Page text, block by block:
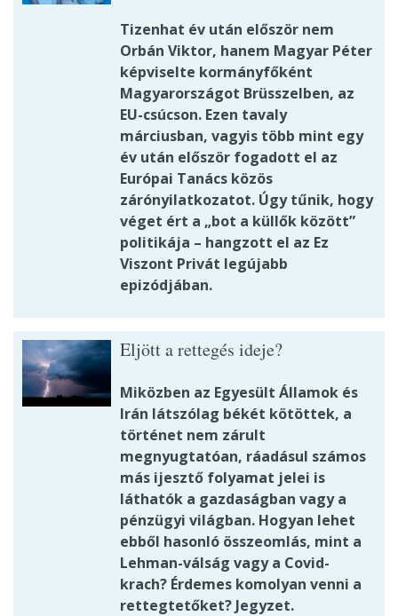
Tizenhat év után először nem
Orbán Viktor, hanem Magyar Péter
képviselte kormányfőként
Magyarországot Brüsszelben, az
EU-csúcson. Ezen tavaly
márciusban, vagyis több mint egy
év után először fogadott el az
Európai Tanács közös
zárónyilatkozatot. Úgy tűnik, hogy
véget ért a „bot a küllők között”
politikája – hangzott el az Ez
Viszont Privát legújabb
epizódjában.
Eljött a rettegés ideje?
Miközben az Egyesült Államok és
Irán látszólag békét kötöttek, a
történet nem zárult
megnyugtatóan, ráadásul számos
más ijesztő folyamat jelei is
láthatók a gazdaságban vagy a
pénzügyi világban. Hogyan lehet
ebből hasonló összeomlás, mint a
Lehman-válság vagy a Covid-
krach? Érdemes komolyan venni a
rettegtetőket? Jegyzet.